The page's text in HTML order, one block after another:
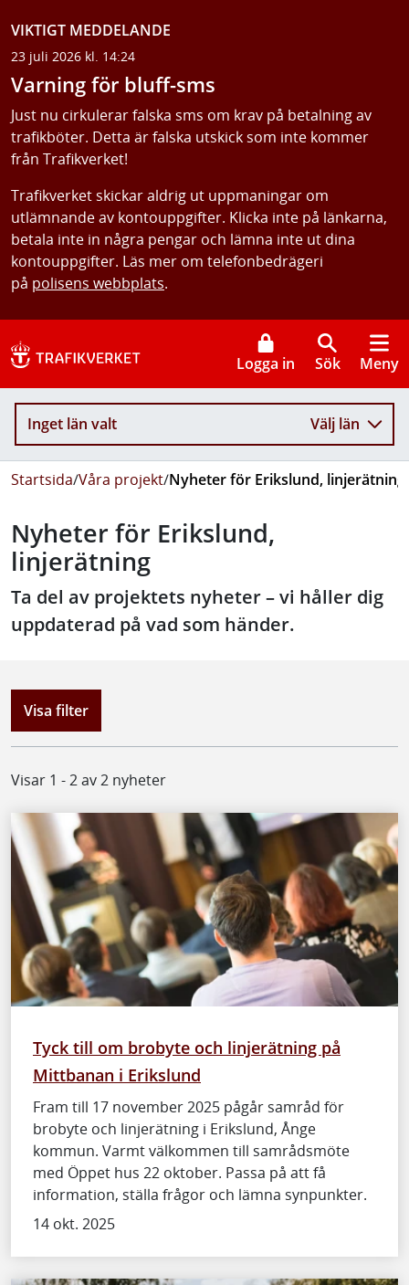
VIKTIGT MEDDELANDE
23 juli 2026 kl. 14:24
Varning för bluff-sms
Just nu cirkulerar falska sms om krav på betalning av
trafikböter. Detta är falska utskick som inte kommer
från Trafikverket!
Trafikverket skickar aldrig ut uppmaningar om
utlämnande av kontouppgifter. Klicka inte på länkarna,
betala inte in några pengar och lämna inte ut dina
kontouppgifter. Läs mer om telefonbedrägeri
på polisens webbplats.
Logga in Sök Meny
Inget län valt Välj län
Startsida/Våra projekt/Nyheter för Erikslund, linjerätning
Nyheter för Erikslund,
linjerätning
Ta del av projektets nyheter – vi håller dig
uppdaterad på vad som händer.
Visa filter
Visar 1 - 2 av 2 nyheter
Tyck till om brobyte och linjerätning på
Mittbanan i Erikslund
Fram till 17 november 2025 pågår samråd för
brobyte och linjerätning i Erikslund, Ånge
kommun. Varmt välkommen till samrådsmöte
med Öppet hus 22 oktober. Passa på att få
information, ställa frågor och lämna synpunkter.
14 okt. 2025